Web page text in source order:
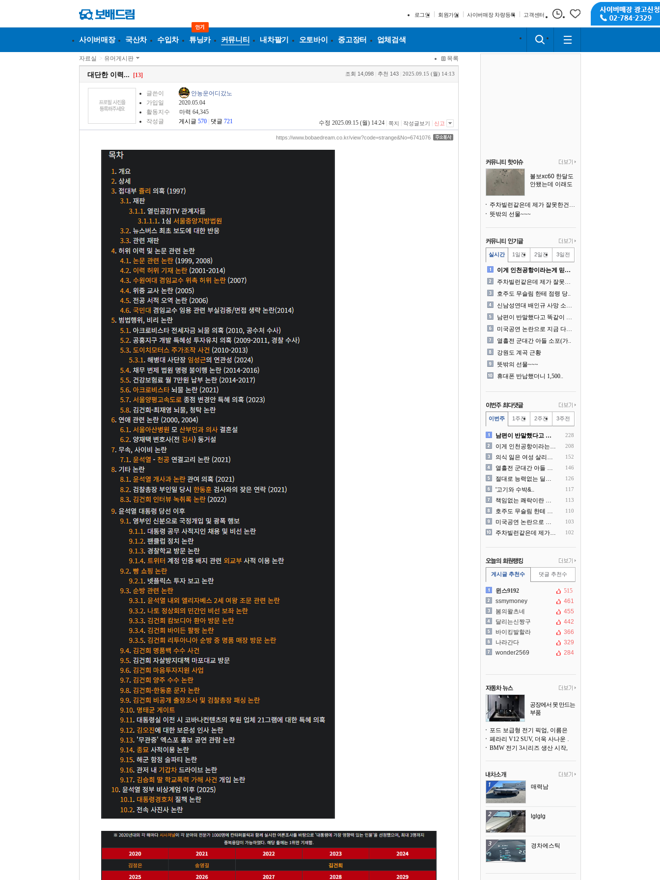
로그인 회원가입 사이버매장 차량등록 고객센터
사이버매장 국산차 수입차 튜닝카 커뮤니티 내차팔기 오토바이 중고장터 업체검색
자료실 > 유머게시판 목록
대단한 이력... [13] 조회 14,098 추천 143 2025.09.15 (월) 14:13
글쓴이
안농운어디갔노
가입일
2020.05.04
활동지수
마력 64,345
작성글
게시글 570 댓글 721 수정 2025.09.15 (월) 14:24 쪽지 작성글보기 신고
https://www.bobaedream.co.kr/view?code=strange&No=6741076
볼보xc60 한달도
안됐는데 이래도
주차빌런같은데 제가 잘못한건가요
뜻밖의 선물~~~
실시간 1일전 2일전 3일전
이게 인천공항이라는게 믿겨지..
주차빌런같은데 제가 잘못한건..
호주도 무슬림 한테 점령 당..
신남성연대 배인규 사망 소식..
남편이 반말했다고 똑같이 반..
미국공연 논란으로 지금 다시..
열흘전 군대간 아들 소포(가..
강원도 계곡 근황
뜻밖의 선물~~~
휴대폰 반납했더니 1,500..
이번주 1주전 2주전 3주전
남편이 반말했다고 똑같이 반.. 228
이게 인천공항이라는게 믿겨지.. 208
의식 잃은 여성 살리려다 성.. 152
열흘전 군대간 아들 소포(가.. 146
절대로 능력없는 딜러를 쓰지.. 126
'고기와 수박&.. 117
책임없는 쾌락이란 말에 빡친.. 113
호주도 무슬림 한테 점령 당.. 110
미국공연 논란으로 지금 다시.. 103
주차빌런같은데 제가 잘못한건.. 102
게시글 추천수 댓글 추천수
윈스9192
515
ssmymoney
461
봄의왈츠네
455
달리는신짱구
442
바이킹발할라
366
나라간다
329
wonder2569
284
공장에서 못 만드는
부품
어낸다
페라리 V12 SUV, 더욱 사나운 얼굴로 돌아온다
매력남
lglglg
경차에스틱